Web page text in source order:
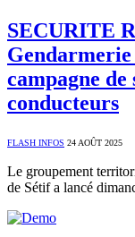
SECURITE
campagne
conducteurs
FLASH INFOS 24 AOÛT 2025
Le groupement
de Sétif a lancé